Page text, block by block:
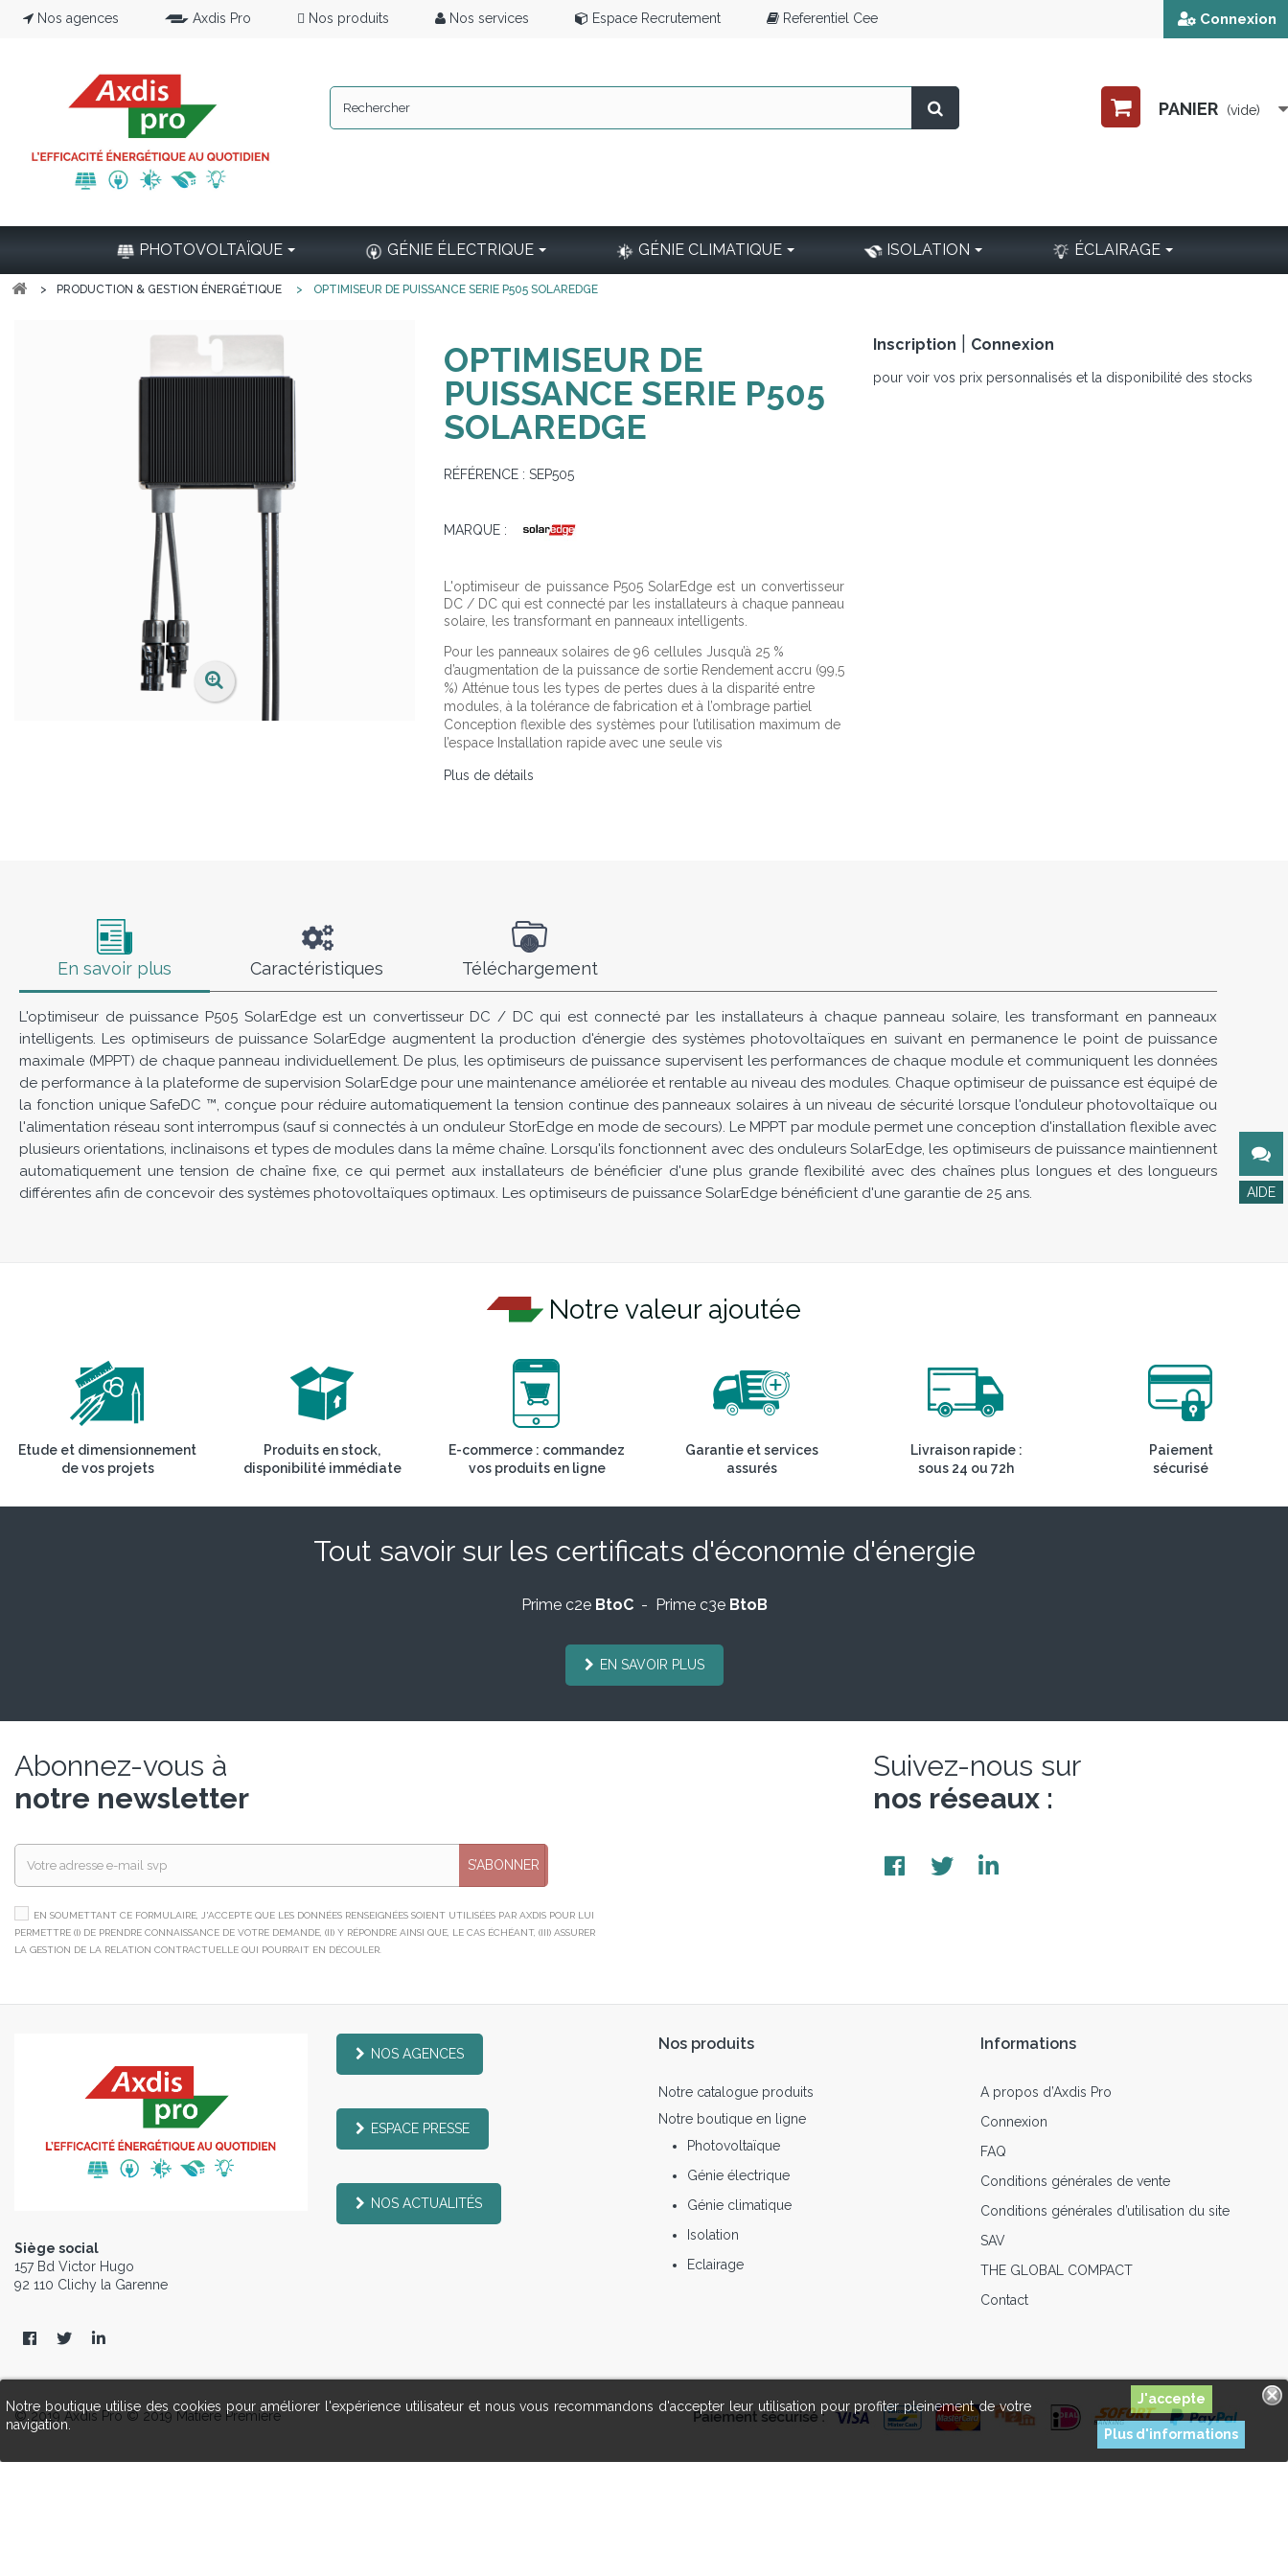
Nos agences Axdis Pro Nos produits Nos services Espace Recrutement Referentiel Cee Connexion
PANIER (vide)
PHOTOVOLTAÏQUE GÉNIE ÉLECTRIQUE GÉNIE CLIMATIQUE ISOLATION ÉCLAIRAGE
Notre boutique utilise des cookies pour améliorer l'expérience utilisateur et nous vous recommandons d'accepter leur utilisation pour profiter pleinement de votre
navigation.
Plus d'informations
> PRODUCTION & GESTION ÉNERGÉTIQUE > OPTIMISEUR DE PUISSANCE SERIE P505 SOLAREDGE
OPTIMISEUR DE
PUISSANCE SERIE P505
SOLAREDGE
RÉFÉRENCE : SEP505
MARQUE :
L'optimiseur de puissance P505 SolarEdge est un convertisseur
DC / DC qui est connecté par les installateurs à chaque panneau
solaire, les transformant en panneaux intelligents.
Pour les panneaux solaires de 96 cellules Jusqu’à 25 %
d’augmentation de la puissance de sortie Rendement accru (99,5
%) Atténue tous les types de pertes dues à la disparité entre
modules, à la tolérance de fabrication et à l’ombrage partiel
Conception flexible des systèmes pour l’utilisation maximum de
l’espace Installation rapide avec une seule vis
Plus de détails
Inscription Connexion
pour voir vos prix personnalisés et la disponibilité des stocks
En savoir plus Caractéristiques Téléchargement
L'optimiseur de puissance P505 SolarEdge est un convertisseur DC / DC qui est connecté par les installateurs à chaque panneau solaire, les transformant en panneaux
intelligents. Les optimiseurs de puissance SolarEdge augmentent la production d'énergie des systèmes photovoltaïques en suivant en permanence le point de puissance
maximale (MPPT) de chaque panneau individuellement. De plus, les optimiseurs de puissance supervisent les performances de chaque module et communiquent les données
de performance à la plateforme de supervision SolarEdge pour une maintenance améliorée et rentable au niveau des modules. Chaque optimiseur de puissance est équipé de
la fonction unique SafeDC ™, conçue pour réduire automatiquement la tension continue des panneaux solaires à un niveau de sécurité lorsque l'onduleur photovoltaïque ou
l'alimentation réseau sont interrompus (sauf si connectés à un onduleur StorEdge en mode de secours). Le MPPT par module permet une conception d'installation flexible avec
plusieurs orientations, inclinaisons et types de modules dans la même chaîne. Lorsqu'ils fonctionnent avec des onduleurs SolarEdge, les optimiseurs de puissance maintiennent
automatiquement une tension de chaîne fixe, ce qui permet aux installateurs de bénéficier d'une plus grande flexibilité avec des chaînes plus longues et des longueurs
différentes afin de concevoir des systèmes photovoltaïques optimaux. Les optimiseurs de puissance SolarEdge bénéficient d'une garantie de 25 ans.
Notre valeur ajoutée
Etude et dimensionnement
de vos projets
Produits en stock,
disponibilité immédiate
E-commerce : commandez
vos produits en ligne
Garantie et services
assurés
Livraison rapide :
sous 24 ou 72h
Paiement
sécurisé
Tout savoir sur les certificats d'économie d'énergie
Prime c2e BtoC- Prime c3e BtoB
EN SAVOIR PLUS
Abonnez-vous à
notre newsletter
S’ABONNER
EN SOUMETTANT CE FORMULAIRE, J'ACCEPTE QUE LES DONNÉES RENSEIGNÉES SOIENT UTILISÉES PAR AXDIS POUR LUI
PERMETTRE (I) DE PRENDRE CONNAISSANCE DE VOTRE DEMANDE, (II) Y RÉPONDRE AINSI QUE, LE CAS ÉCHÉANT, (III) ASSURER
LA GESTION DE LA RELATION CONTRACTUELLE QUI POURRAIT EN DÉCOULER.
Suivez-nous sur
nos réseaux :
Siège social
157 Bd Victor Hugo
92 110 Clichy la Garenne
NOS AGENCES
ESPACE PRESSE
NOS ACTUALITÉS
Nos produits
Notre catalogue produits
Notre boutique en ligne
Photovoltaïque
Génie électrique
Génie climatique
Isolation
Eclairage
Informations
A propos d’Axdis Pro
Connexion
FAQ
Conditions générales de vente
Conditions générales d’utilisation du site
SAV
THE GLOBAL COMPACT
Contact
© 2019 Axdis Pro © 2019 Matière Première